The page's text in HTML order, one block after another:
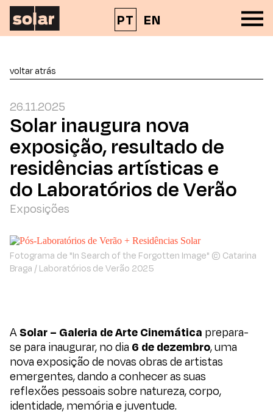
PT EN
voltar atrás
26.11.2025
Solar inaugura nova
exposição, resultado de
residências artísticas e
do Laboratórios de Verão
Exposições
Fotograma de "In Search of the Forgotten Image" © Catarina
Braga / Laboratórios de Verão 2025
ASolar – Galeria de Arte Cinemática prepara-
se para inaugurar, no dia6 de dezembro, uma
nova exposição de novas obras de artistas
emergentes, dando a conhecer as suas
reflexões pessoais sobre natureza, corpo,
identidade, memória e juventude.